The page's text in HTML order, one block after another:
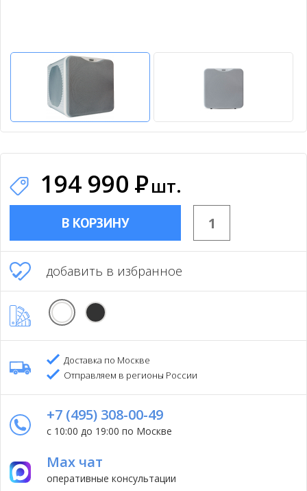
194 990 Ршт.
В КОРЗИНУ
добавить в избранное
Доставка по Москве
Отправляем в регионы России
+7 (495) 308-00-49
с 10:00 до 19:00 по Москве
Max чат
оперативные консультации